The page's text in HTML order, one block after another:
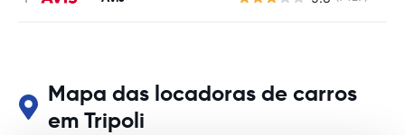
Mapa das locadoras de carros
em Tripoli